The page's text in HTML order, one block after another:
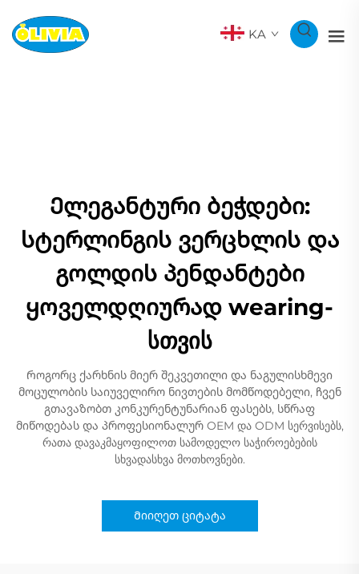
KA
Ელეგანტური ბეჭდები:
სტერლინგის ვერცხლის და
გოლდის პენდანტები
ყოველდღიურად wearing-
სთვის
Როგორც ქარხნის მიერ შეკვეთილი და ნაგულისხმევი
მოცულობის საიუველირო ნივთების მომწოდებელი, ჩვენ
გთავაზობთ კონკურენტუნარიან ფასებს, სწრაფ
მიწოდებას და პროფესიონალურ OEM და ODM სერვისებს,
რათა დავაკმაყოფილოთ სამოდელო საჭიროებების
სხვადასხვა მოთხოვნები.
Მიიღეთ ციტატა